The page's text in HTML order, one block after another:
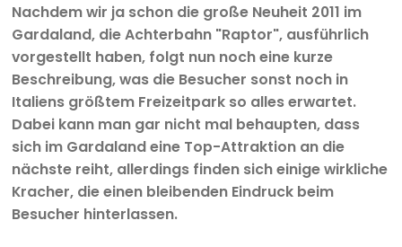
Nachdem wir ja schon die große Neuheit 2011 im
Gardaland, die Achterbahn "Raptor", ausführlich
vorgestellt haben, folgt nun noch eine kurze
Beschreibung, was die Besucher sonst noch in
Italiens größtem Freizeitpark so alles erwartet.
Dabei kann man gar nicht mal behaupten, dass
sich im Gardaland eine Top-Attraktion an die
nächste reiht, allerdings finden sich einige wirkliche
Kracher, die einen bleibenden Eindruck beim
Besucher hinterlassen.